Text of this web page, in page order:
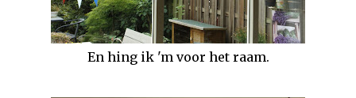
En hing ik 'm voor het raam.